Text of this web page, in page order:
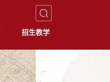
招生教学